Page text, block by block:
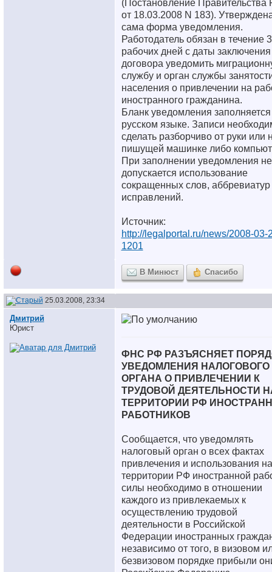
(Постановление Правительства
от 18.03.2008 N 183).
сама форма уведомления.
Работодатель обязан в течение 3
рабочих дней с даты заключения
договора уведомить
службу и орган службы
населения о привлечении на
иностранного гражданина.
Бланк уведомления
русском языке. Записи
сделать разборчиво от руки или
пишущей машинке либо
При заполнении уведомления не
допускается использование
сокращенных слов, аббревиатур
исправлений.
Источник:
http://legalportal.ru/news/2008-03-
1201
В Минюст Спасибо
25.03.2008, 23:34
Дмитрий
Юрист
ФНС РФ РАЗЪЯСНЯЕТ
УВЕДОМЛЕНИЯ НАЛОГОВОГО
ОРГАНА О ПРИВЛЕЧЕНИИ К
ТРУДОВОЙ ДЕЯТЕЛЬНОСТИ
ТЕРРИТОРИИ РФ
РАБОТНИКОВ
Сообщается, что уведомлять
налоговый орган о всех фактах
привлечения и использования на
территории РФ иностранной
силы необходимо в отношении
каждого из привлекаемых к
осуществлению трудовой
деятельности в Российской
Федерации иностранных
независимо от того, в визовом
безвизовом порядке прибыли